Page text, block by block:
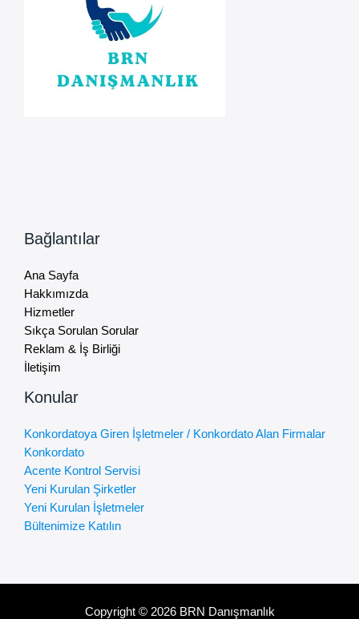
Bağlantılar
Ana Sayfa
Hakkımızda
Hizmetler
Sıkça Sorulan Sorular
Reklam & İş Birliği
İletişim
Konular
Konkordatoya Giren İşletmeler / Konkordato Alan Firmalar
Konkordato
Acente Kontrol Servisi
Yeni Kurulan Şirketler
Yeni Kurulan İşletmeler
Bültenimize Katılın
Copyright © 2026 BRN Danışmanlık